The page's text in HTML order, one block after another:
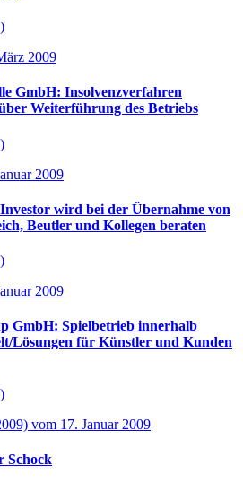
2009
GmbH: Insolvenzverfahren
Weiterführung des Betriebs
2009
wird bei der Übernahme von
Beutler und Kollegen beraten
2009
GmbH: Spielbetrieb innerhalb
Lösungen für Künstler und Kunden
vom 17. Januar 2009
Schock